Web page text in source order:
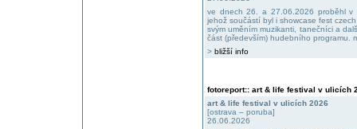
ve dnech 26. a 27.06.2026 proběhl
jehož součástí byl i showcase fest
svým uměním muzikanti, tanečníci a
část (především) hudebního programu.
> bližší info
fotoreport:: art & life festival v ulicích
art & life festival v ulicích 2026
[ostrava – poruba]
26.06.2026